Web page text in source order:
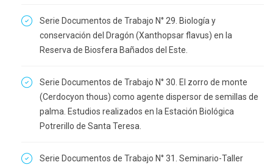
Serie Documentos de Trabajo N° 29. Biología y
conservación del Dragón (Xanthopsar flavus) en la
Reserva de Biosfera Bañados del Este.
Serie Documentos de Trabajo N° 30. El zorro de monte
(Cerdocyon thous) como agente dispersor de semillas de
palma. Estudios realizados en la Estación Biológica
Potrerillo de Santa Teresa.
Serie Documentos de Trabajo N° 31. Seminario-Taller